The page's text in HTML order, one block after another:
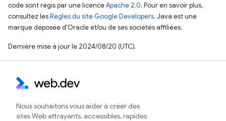
code sont régis par une licenceApache 2.0. Pour en savoir plus,
consultez lesRègles du site Google Developers. Java est une
marque déposée d'Oracle et/ou de ses sociétés affiliées.
Dernière mise à jour le 2024/08/20 (UTC).
Nous souhaitons vous aider à créer des
sites Web attrayants, accessibles, rapides